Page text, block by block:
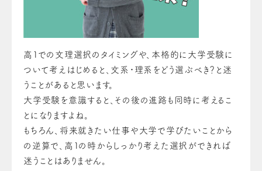
高１での文理選択のタイミングや、本格的に大学受験に
ついて考えはじめると、文系・理系をどう選ぶべき？と迷
うことがあると思います。
大学受験を意識すると、その後の進路も同時に考えるこ
とになりますよね。
もちろん、将来就きたい仕事や大学で学びたいことから
の逆算で、高１の時からしっかり考えた選択ができれば
迷うことはありません。